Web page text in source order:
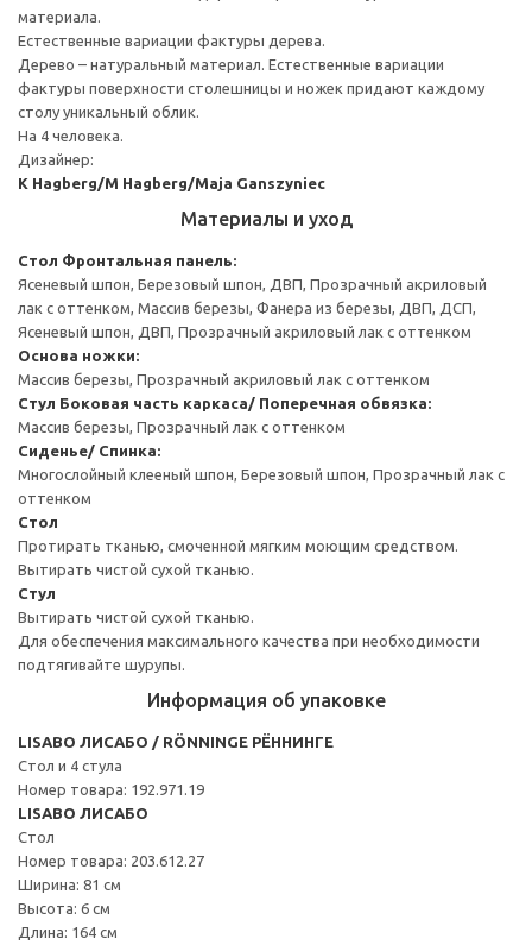
материала.
Естественные вариации фактуры дерева.
Дерево – натуральный материал. Естественные вариации
фактуры поверхности столешницы и ножек придают каждому
столу уникальный облик.
На 4 человека.
Дизайнер:
K Hagberg/M Hagberg/Maja Ganszyniec
Материалы и уход
Стол Фронтальная панель:
Ясеневый шпон, Березовый шпон, ДВП, Прозрачный акриловый
лак с оттенком, Массив березы, Фанера из березы, ДВП, ДСП,
Ясеневый шпон, ДВП, Прозрачный акриловый лак с оттенком
Основа ножки:
Массив березы, Прозрачный акриловый лак с оттенком
Стул Боковая часть каркаса/ Поперечная обвязка:
Массив березы, Прозрачный лак с оттенком
Сиденье/ Спинка:
Многослойный клееный шпон, Березовый шпон, Прозрачный лак с
оттенком
Стол
Протирать тканью, смоченной мягким моющим средством.
Вытирать чистой сухой тканью.
Стул
Вытирать чистой сухой тканью.
Для обеспечения максимального качества при необходимости
подтягивайте шурупы.
Информация об упаковке
LISABO ЛИСАБО / RÖNNINGE РЁННИНГЕ
Стол и 4 стула
Номер товара: 192.971.19
LISABO ЛИСАБО
Стол
Номер товара: 203.612.27
Ширина: 81 см
Высота: 6 см
Длина: 164 см